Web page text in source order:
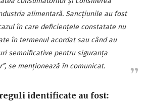
alimentară. Sancţiunile au fost
în care deficienţele constatate nu
în termenul acordat sau când au
semnificative pentru siguranţa
se menţionează în comunicat.
identificate au fost: